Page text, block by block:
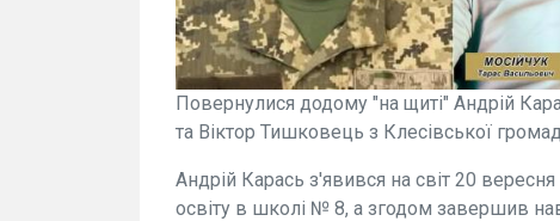
Повернулися додому "на щиті" Андрій
та Віктор Тишковець з Клесівської
Андрій Карась з'явився на світ 20
освіту в школі № 8, а згодом завершив